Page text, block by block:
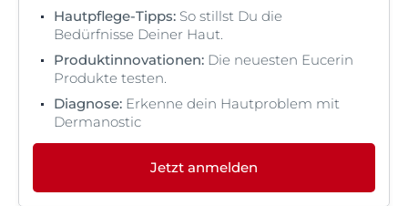
Hautpflege-Tipps: So stillst Du die
Bedürfnisse Deiner Haut.
Produktinnovationen: Die neuesten Eucerin
Produkte testen.
Diagnose: Erkenne dein Hautproblem mit
Dermanostic
Jetzt anmelden